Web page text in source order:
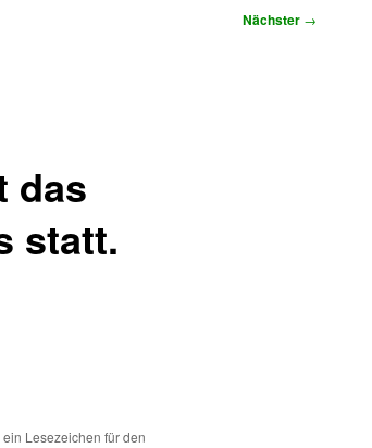
Nächster →
das
statt.
Lesezeichen für den